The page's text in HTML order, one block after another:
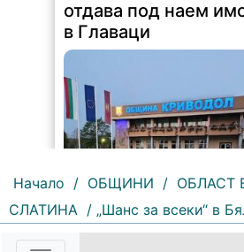
ОБЩИНА КРИВОДОЛ ОБЛАСТ
Начало / ОБЩИНИ / ОБЛАСТ
СЛАТИНА / „Шанс за всеки“ в